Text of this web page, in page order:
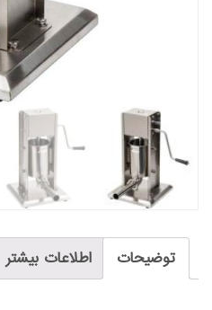
توضیحات اطلاعات بیشتر